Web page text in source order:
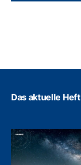
Das aktuelle Heft